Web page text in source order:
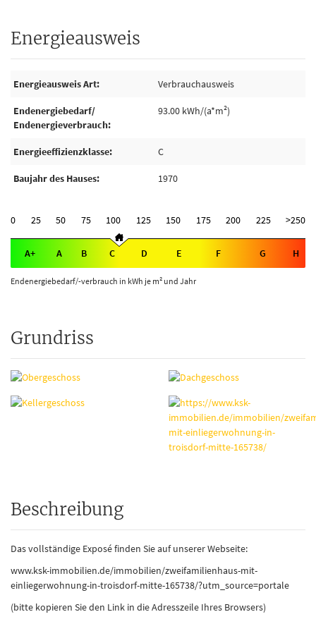
Energieausweis
Energieausweis Art Verbrauchausweis
Endenergiebedarf/
Endenergieverbrauch
93.00 kWh/(a*m²)
Energieeffizienzklasse C
Baujahr des Hauses 1970
0 25 50 75 100 125 150 175 200 225 >250
A+ A B C D E F G H
Endenergiebedarf/-verbrauch in kWh je m² und Jahr
Grundriss
Beschreibung
Das vollständige Exposé finden Sie auf unserer Webseite:
www.ksk-immobilien.de/immobilien/zweifamilienhaus-mit-
einliegerwohnung-in-troisdorf-mitte-165738/?utm_source=portale
(bitte kopieren Sie den Link in die Adresszeile Ihres Browsers)